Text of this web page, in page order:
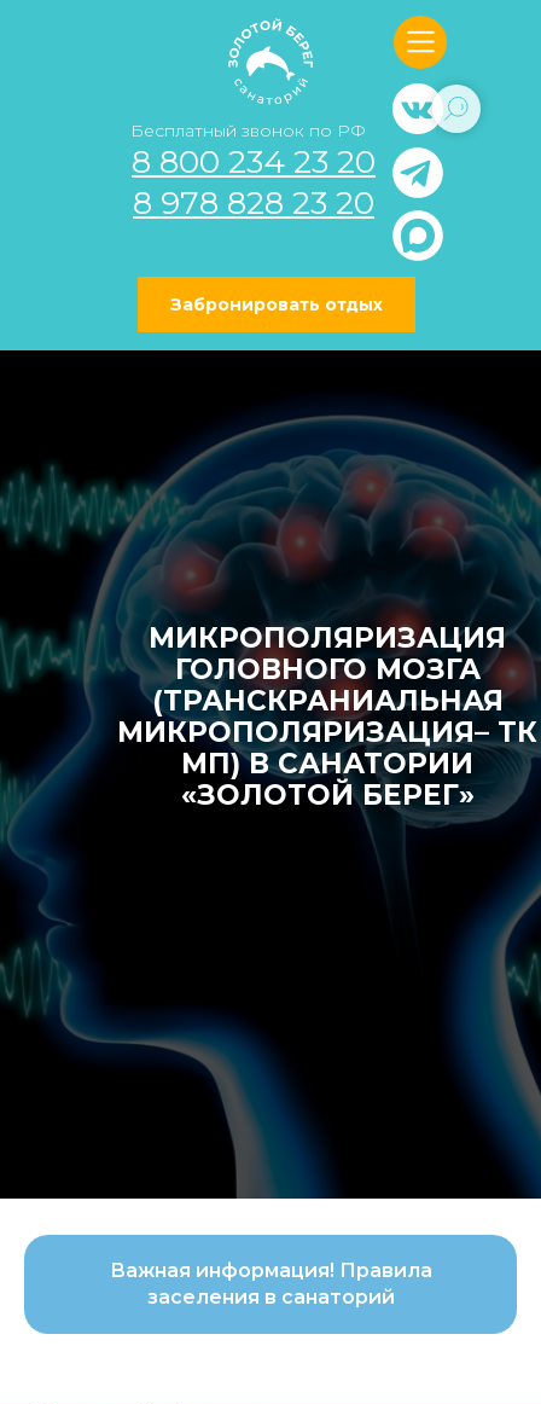
Забронировать отдых
Бесплатный звонок по РФ
8 800 234 23 20
8 978 828 23 20
МИКРОПОЛЯРИЗАЦИЯ
ГОЛОВНОГО МОЗГА
(ТРАНСКРАНИАЛЬНАЯ
МИКРОПОЛЯРИЗАЦИЯ– ТК
МП) В САНАТОРИИ
«ЗОЛОТОЙ БЕРЕГ»
Важная информация! Правила
заселения в санаторий